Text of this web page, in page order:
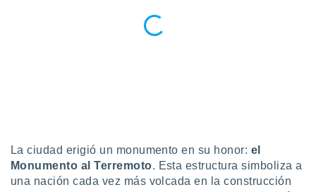
en
La ciudad erigió un monumento en su honor: el
Monumento al Terremoto. Esta estructura simboliza a
una nación cada vez más volcada en la construcción